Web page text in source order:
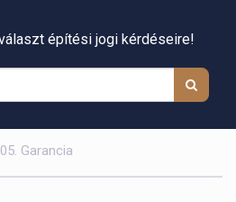
építési jogi kérdéseire!
05. Garancia